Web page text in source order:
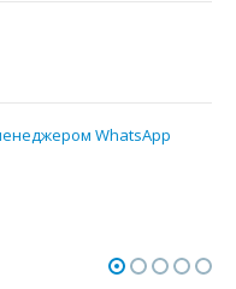
WhatsApp